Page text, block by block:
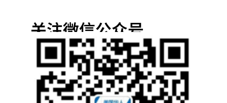
关注微信公众号